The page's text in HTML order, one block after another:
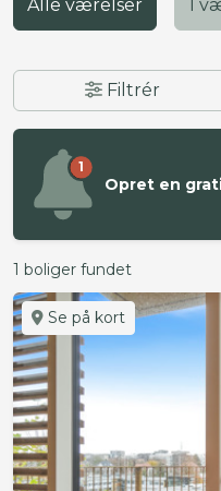
Alle værelser 1
Filtrér
1
Opret en
1 boliger fundet
Se på kort